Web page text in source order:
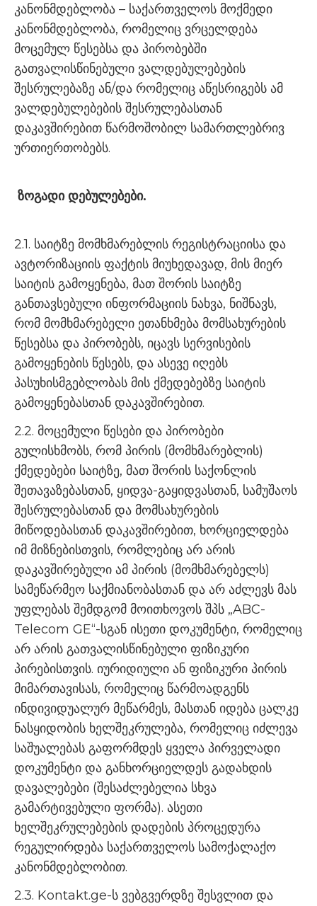
კანონმდებლობა – საქართველოს მოქმედი
კანონმდებლობა, რომელიც ვრცელდება
მოცემულ წესებსა და პირობებში
გათვალისწინებული ვალდებულებების
შესრულებაზე ან/და რომელიც აწესრიგებს ამ
ვალდებულებების შესრულებასთან
დაკავშირებით წარმოშობილ სამართლებრივ
ურთიერთობებს.
ზოგადი დებულებები.
2.1. საიტზე მომხმარებლის რეგისტრაციისა და
ავტორიზაციის ფაქტის მიუხედავად, მის მიერ
საიტის გამოყენება, მათ შორის საიტზე
განთავსებული ინფორმაციის ნახვა, ნიშნავს,
რომ მომხმარებელი ეთანხმება მომსახურების
წესებსა და პირობებს, იცავს სერვისების
გამოყენების წესებს, და ასევე იღებს
პასუხისმგებლობას მის ქმედებებზე საიტის
გამოყენებასთან დაკავშირებით.
2.2. მოცემული წესები და პირობები
გულისხმობს, რომ პირის (მომხმარებლის)
ქმედებები საიტზე, მათ შორის საქონლის
შეთავაზებასთან, ყიდვა-გაყიდვასთან, სამუშაოს
შესრულებასთან და მომსახურების
მიწოდებასთან დაკავშირებით, ხორციელდება
იმ მიზნებისთვის, რომლებიც არ არის
დაკავშირებული ამ პირის (მომხმარებელს)
სამეწარმეო საქმიანობასთან და არ აძლევს მას
უფლებას შემდგომ მოითხოვოს შპს „ABC-
Telecom GE“-სგან ისეთი დოკუმენტი, რომელიც
არ არის გათვალისწინებული ფიზიკური
პირებისთვის. იურიდიული ან ფიზიკური პირის
მიმართავისას, რომელიც წარმოადგენს
ინდივიდუალურ მეწარმეს, მასთან იდება ცალკე
ნასყიდობის ხელშეკრულება, რომელიც იძლევა
საშუალებას გაფორმდეს ყველა პირველადი
დოკუმენტი და განხორციელდეს გადახდის
დავალებები (შესაძლებელია სხვა
გამარტივებული ფორმა). ასეთი
ხელშეკრულებების დადების პროცედურა
რეგულირდება საქართველოს სამოქალაქო
კანონმდებლობით.
2.3. Kontakt.ge-ს ვებგვერდზე შესვლით და